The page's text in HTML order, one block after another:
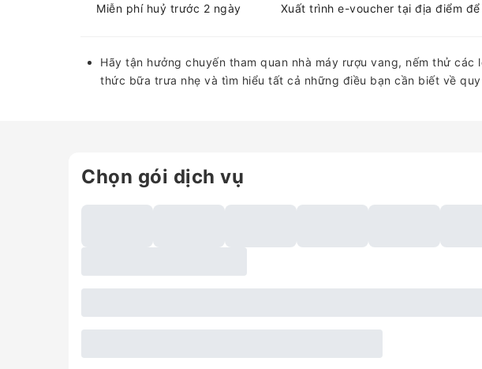
Miễn phí huỷ trước 2 ngày Xuất trình e-voucher tại địa điểm
Hãy tận hưởng chuyến tham quan nhà máy rượu vang, nếm thử
thức bữa trưa nhẹ và tìm hiểu tất cả những điều bạn cần biết về
Chọn gói dịch vụ